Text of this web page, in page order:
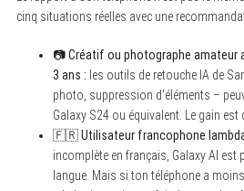
cinq situations réelles avec une
📷Créatif ou photographe amateur
3 ans : les outils de retouche IA de
photo, suppression d’éléments –
Galaxy S24 ou équivalent. Le gain est
🇫🇷Utilisateur francophone
incomplète en français, Galaxy AI
langue. Mais si ton téléphone a